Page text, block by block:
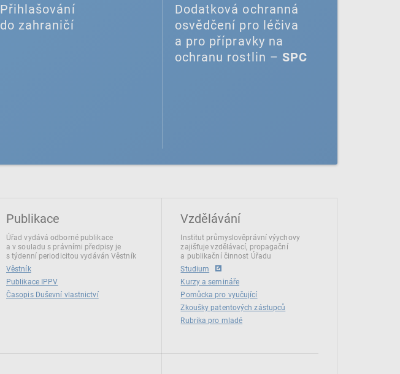
Přihlašování
do zahraničí
Dodatková ochranná
osvědčení pro léčiva
a pro přípravky na
ochranu rostlin – SPC
Publikace
Úřad vydává odborné publikace
a v souladu s právními předpisy je
s týdenní periodicitou vydáván Věstník
Věstník
Publikace IPPV
Časopis Duševní vlastnictví
Vzdělávání
Institut průmyslověprávní výychovy
zajišťuje vzdělávací, propagační
a publikační činnost Úřadu
Studium
Kurzy a semináře
Pomůcka pro vyučující
Zkoušky patentových zástupců
Rubrika pro mladé